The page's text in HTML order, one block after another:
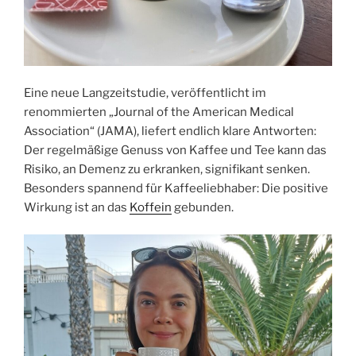
Eine neue Langzeitstudie, veröffentlicht im
renommierten „Journal of the American Medical
Association“ (JAMA), liefert endlich klare Antworten:
Der regelmäßige Genuss von Kaffee und Tee kann das
Risiko, an Demenz zu erkranken, signifikant senken.
Besonders spannend für Kaffeeliebhaber: Die positive
Wirkung ist an das Koffein gebunden.